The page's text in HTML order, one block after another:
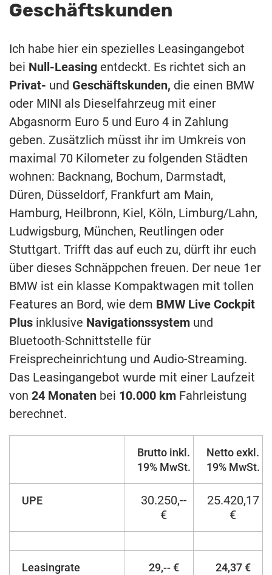
Geschäftskunden
Ich habe hier ein spezielles Leasingangebot
bei Null-Leasing entdeckt. Es richtet sich an
Privat- und Geschäftskunden, die einen BMW
oder MINI als Dieselfahrzeug mit einer
Abgasnorm Euro 5 und Euro 4 in Zahlung
geben. Zusätzlich müsst ihr im Umkreis von
maximal 70 Kilometer zu folgenden Städten
wohnen: Backnang, Bochum, Darmstadt,
Düren, Düsseldorf, Frankfurt am Main,
Hamburg, Heilbronn, Kiel, Köln, Limburg/Lahn,
Ludwigsburg, München, Reutlingen oder
Stuttgart. Trifft das auf euch zu, dürft ihr euch
über dieses Schnäppchen freuen. Der neue 1er
BMW ist ein klasse Kompaktwagen mit tollen
Features an Bord, wie dem BMW Live Cockpit
Plus inklusive Navigationssystem und
Bluetooth-Schnittstelle für
Freisprecheinrichtung und Audio-Streaming.
Das Leasingangebot wurde mit einer Laufzeit
von 24 Monaten bei 10.000 km Fahrleistung
berechnet.
Brutto inkl.
19% MwSt.
Netto exkl.
19% MwSt.
UPE
30.250,--
€
25.420,17
€
Leasingrate 29,-- € 24,37 €